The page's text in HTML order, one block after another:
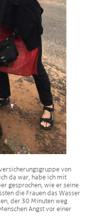
von
da war, habe ich mit
gesprochen, wie er seine
die Frauen das Wasser
der 30 Minuten weg
Angst vor einer